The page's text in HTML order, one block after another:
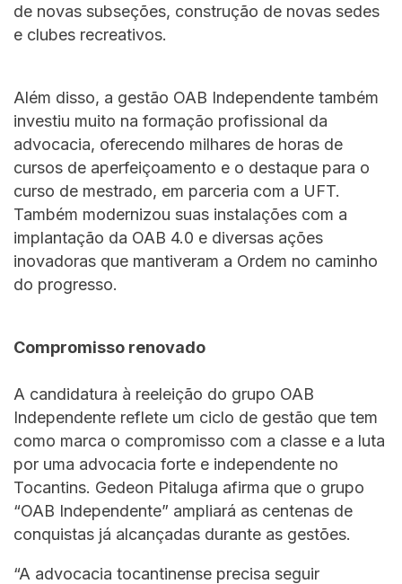
de novas subseções, construção de novas sedes
e clubes recreativos.
Além disso, a gestão OAB Independente também
investiu muito na formação profissional da
advocacia, oferecendo milhares de horas de
cursos de aperfeiçoamento e o destaque para o
curso de mestrado, em parceria com a UFT.
Também modernizou suas instalações com a
implantação da OAB 4.0 e diversas ações
inovadoras que mantiveram a Ordem no caminho
do progresso.
Compromisso renovado
A candidatura à reeleição do grupo OAB
Independente reflete um ciclo de gestão que tem
como marca o compromisso com a classe e a luta
por uma advocacia forte e independente no
Tocantins. Gedeon Pitaluga afirma que o grupo
“OAB Independente” ampliará as centenas de
conquistas já alcançadas durante as gestões.
“A advocacia tocantinense precisa seguir